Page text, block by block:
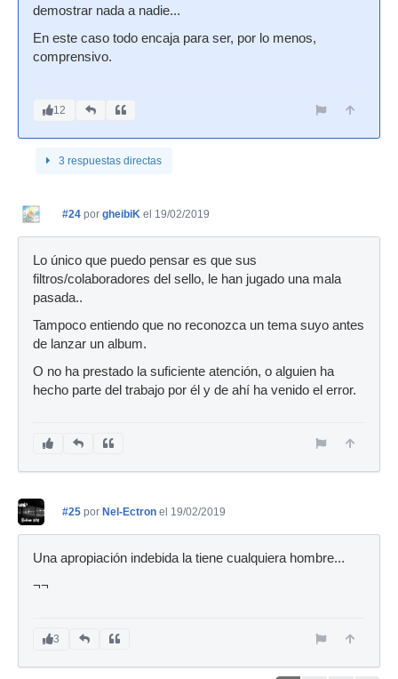
demostrar nada a nadie...
En este caso todo encaja para ser, por lo menos,
comprensivo.
12
3 respuestas directas
#24 por gheibiK el 19/02/2019
Lo único que puedo pensar es que sus
filtros/colaboradores del sello, le han jugado una mala
pasada..
Tampoco entiendo que no reconozca un tema suyo antes
de lanzar un album.
O no ha prestado la suficiente atención, o alguien ha
hecho parte del trabajo por él y de ahí ha venido el error.
#25 por Nel-Ectron el 19/02/2019
Una apropiación indebida la tiene cualquiera hombre...
¬¬
3